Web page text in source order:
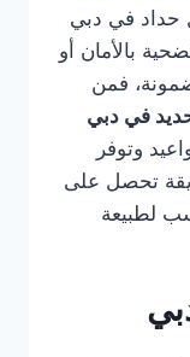
حداد في دبي
بالأمان أو
فمن
في دبي
وتوفر
تحصل على
لطبيعة